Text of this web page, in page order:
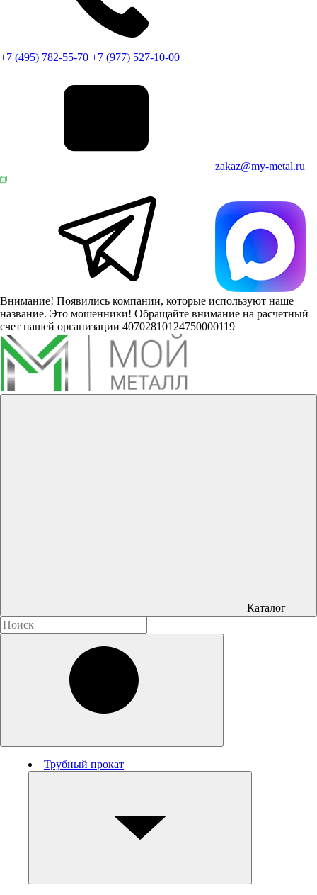
+7 (495) 782-55-70 +7 (977) 527-10-00
zakaz@my-metal.ru
Внимание! Появились компании, которые используют наше
название. Это мошенники! Обращайте внимание на расчетный
счет нашей организации 40702810124750000119
Каталог
Трубный прокат